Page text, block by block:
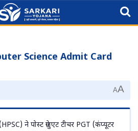
Science Admit Card
AA
ने पोस्ट ग्रेजुएट टीचर PGT (कंप्यूटर